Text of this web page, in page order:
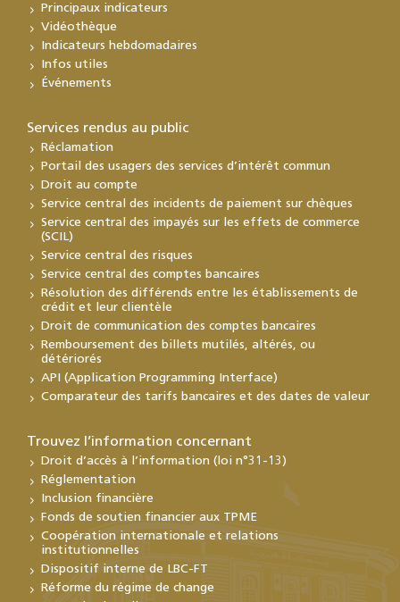
Principaux indicateurs
Vidéothèque
Indicateurs hebdomadaires
Infos utiles
Événements
Services rendus au public
Réclamation
Portail des usagers des services d’intérêt commun
Droit au compte
Service central des incidents de paiement sur chèques
Service central des impayés sur les effets de commerce
(SCIL)
Service central des risques
Service central des comptes bancaires
Résolution des différends entre les établissements de
crédit et leur clientèle
Droit de communication des comptes bancaires
Remboursement des billets mutilés, altérés, ou
détériorés
API (Application Programming Interface)
Comparateur des tarifs bancaires et des dates de valeur
Trouvez l’information concernant
Droit d’accès à l’information (loi n°31-13)
Réglementation
Inclusion financière
Fonds de soutien financier aux TPME
Coopération internationale et relations
institutionnelles
Dispositif interne de LBC-FT
Réforme du régime de change